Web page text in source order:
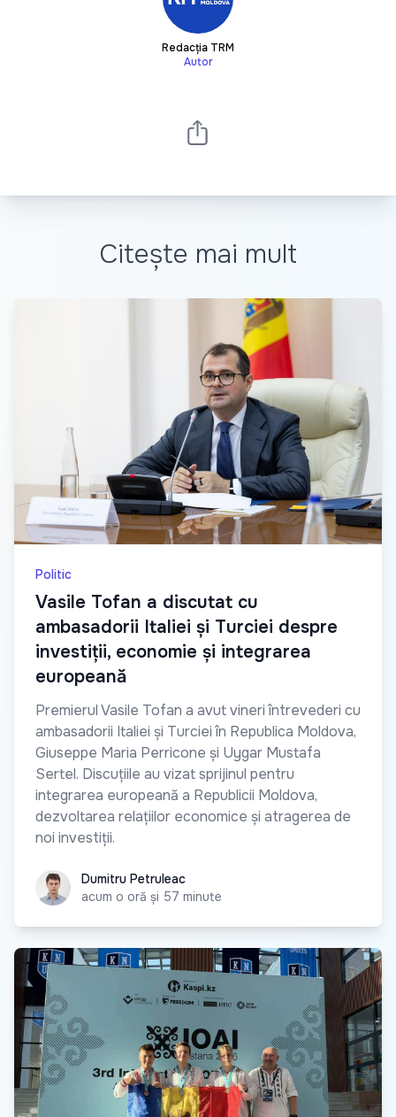
Redacția TRM
Autor
Citește mai mult
Politic
Vasile Tofan a discutat cu
ambasadorii Italiei și Turciei despre
investiții, economie și integrarea
europeană
Premierul Vasile Tofan a avut vineri întrevederi cu
ambasadorii Italiei și Turciei în Republica Moldova,
Giuseppe Maria Perricone și Uygar Mustafa
Sertel. Discuțiile au vizat sprijinul pentru
integrarea europeană a Republicii Moldova,
dezvoltarea relațiilor economice și atragerea de
noi investiții.
Dumitru Petruleac
Dumitru Petruleac
acum o oră și 57 minute